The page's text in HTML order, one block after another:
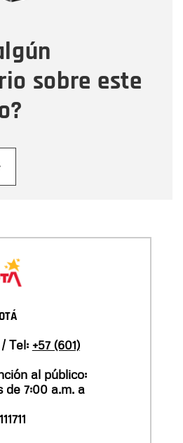
sobre este
Tel: +57 (601)
al público:
de 7:00 a.m. a